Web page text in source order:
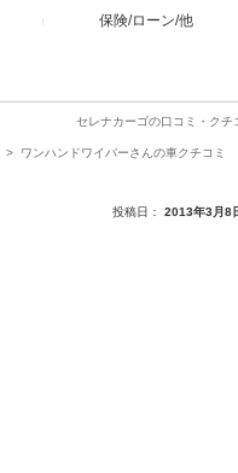
保険/ローン/他
セレナカーゴの口コミ・クチ
ワンハンドワイパーさんの車クチコミ
投稿日： 2013年3月8